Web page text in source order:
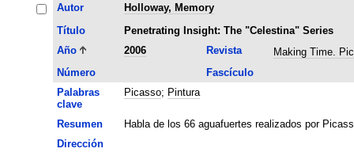
Autor
Holloway, Memory
Título
Penetrating Insight: The "Celestina" Series
Año
2006 Revista
Making Time.
Número
Fascículo
Palabras
clave
Picasso; Pintura
Resumen
Habla de los 66 aguafuertes realizados por
Dirección